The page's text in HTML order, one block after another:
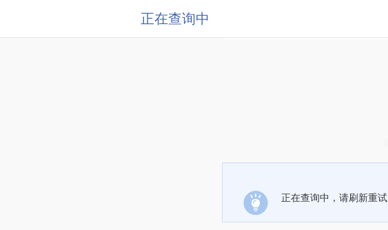
正在查询中
正在查询中，请刷新重试